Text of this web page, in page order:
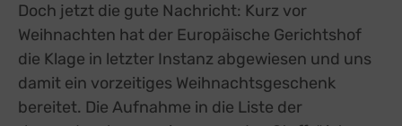
Doch jetzt die gute Nachricht: Kurz vor
Weihnachten hat der Europäische Gerichtshof
die Klage in letzter Instanz abgewiesen und uns
damit ein vorzeitiges Weihnachtsgeschenk
bereitet. Die Aufnahme in die Liste der